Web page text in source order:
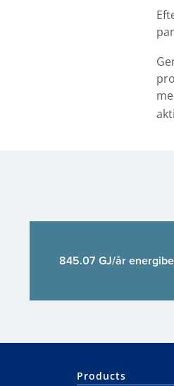
845.07 GJ/år
Products